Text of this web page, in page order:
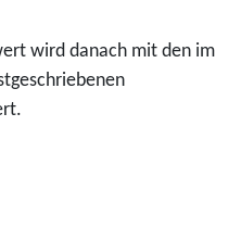
wird danach mit den im